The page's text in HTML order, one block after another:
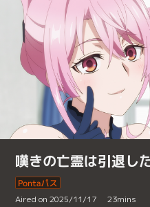
嘆きの亡霊は引退し
Aired on 2025/11/17 23mins